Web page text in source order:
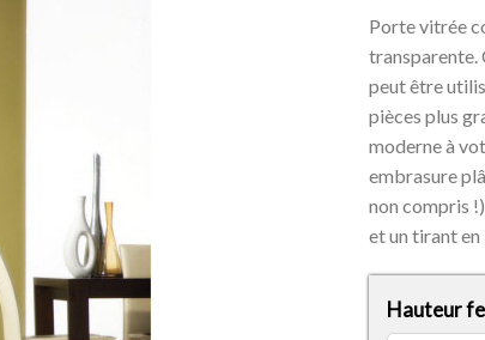
Porte vitrée
transparente.
peut être
pièces plus
moderne à
embrasure
non compris
et un tirant en
Hauteur